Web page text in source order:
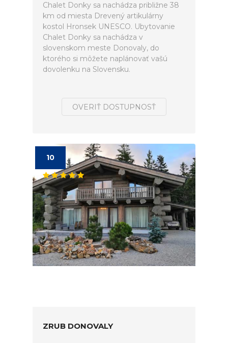
Chalet Donky sa nachádza približne 38
km od miesta Drevený artikulárny
kostol Hronsek UNESCO. Ubytovanie
Chalet Donky sa nachádza v
slovenskom meste Donovaly, do
ktorého si môžete naplánovať vašú
dovolenku na Slovensku.
OVERIŤ DOSTUPNOSŤ
10
ZRUB DONOVALY